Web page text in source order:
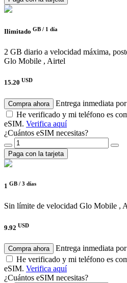
Ilimitado GB / 1 día
2 GB diario a velocidad máxima,
Glo Mobile , Airtel
15.20 USD
Compra ahora
Entrega inmediata
He verificado y mi teléfono es
eSIM. Verifica aquí
¿Cuántos eSIM necesitas?
Paga con la tarjeta
1 GB / 3 días
Sin límite de velocidad Glo Mobile ,
9.92 USD
Compra ahora
Entrega inmediata
He verificado y mi teléfono es
eSIM. Verifica aquí
¿Cuántos eSIM necesitas?